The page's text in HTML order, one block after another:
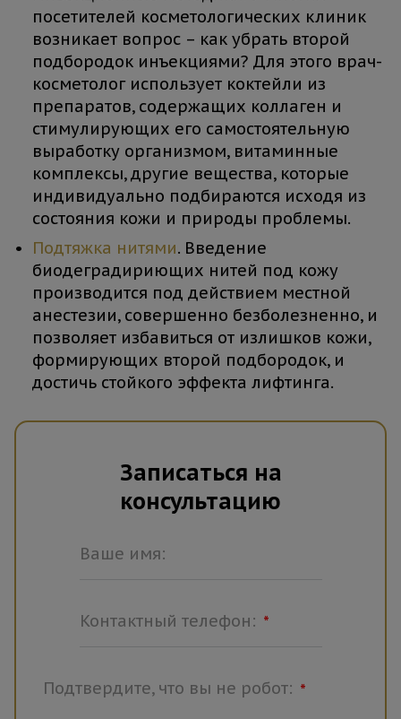
посетителей косметологических клиник
возникает вопрос – как убрать второй
подбородок инъекциями? Для этого врач-
косметолог использует коктейли из
препаратов, содержащих коллаген и
стимулирующих его самостоятельную
выработку организмом, витаминные
комплексы, другие вещества, которые
индивидуально подбираются исходя из
состояния кожи и природы проблемы.
Подтяжка нитями. Введение
биодеградириющих нитей под кожу
производится под действием местной
анестезии, совершенно безболезненно, и
позволяет избавиться от излишков кожи,
формирующих второй подбородок, и
достичь стойкого эффекта лифтинга.
Записаться на
консультацию
Ваше имя:
Контактный телефон: *
Подтвердите, что вы не робот: *